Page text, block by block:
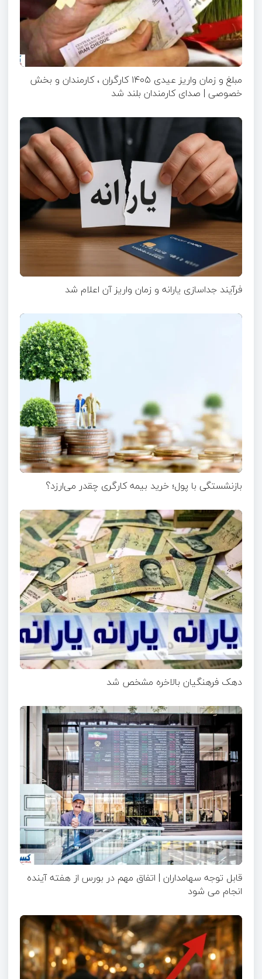
مبلغ و زمان واریز عیدی ۱۴۰۵ کارگران ، کارمندان و بخش
خصوصی | صدای کارمندان بلند شد
فرآیند جداسازی یارانه و زمان واریز آن اعلام شد
بازنشستگی با پول؛ خرید بیمه کارگری چقدر می‌ارزد؟
دهک فرهنگیان بالاخره مشخص شد
قابل توجه سهامداران | اتفاق مهم در بورس از هفته آینده
انجام می شود